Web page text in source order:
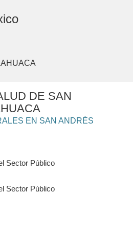
DE SAN
EN SAN ANDRÉS
Sector Público
Sector Público